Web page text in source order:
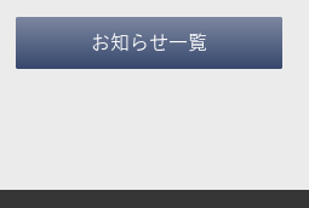
お知らせ一覧